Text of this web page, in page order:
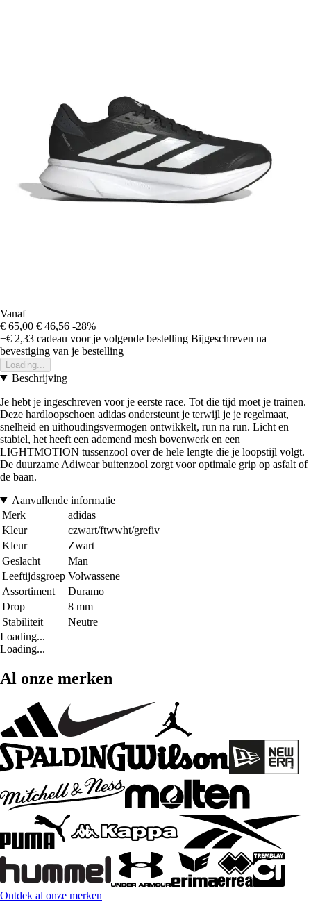
Vanaf
€ 65,00 € 46,56 -28%
+€ 2,33 cadeau voor je volgende bestelling Bijgeschreven na
bevestiging van je bestelling
Loading...
Beschrijving
Je hebt je ingeschreven voor je eerste race. Tot die tijd moet je trainen.
Deze hardloopschoen adidas ondersteunt je terwijl je je regelmaat,
snelheid en uithoudingsvermogen ontwikkelt, run na run. Licht en
stabiel, het heeft een ademend mesh bovenwerk en een
LIGHTMOTION tussenzool over de hele lengte die je loopstijl volgt.
De duurzame Adiwear buitenzool zorgt voor optimale grip op asfalt of
de baan.
Aanvullende informatie
Merk
adidas
Kleur
czwart/ftwwht/grefiv
Kleur
Zwart
Geslacht
Man
Leeftijdsgroep Volwassene
Assortiment
Duramo
Drop
8 mm
Stabiliteit
Neutre
Loading...
Loading...
Al onze merken
Ontdek al onze merken